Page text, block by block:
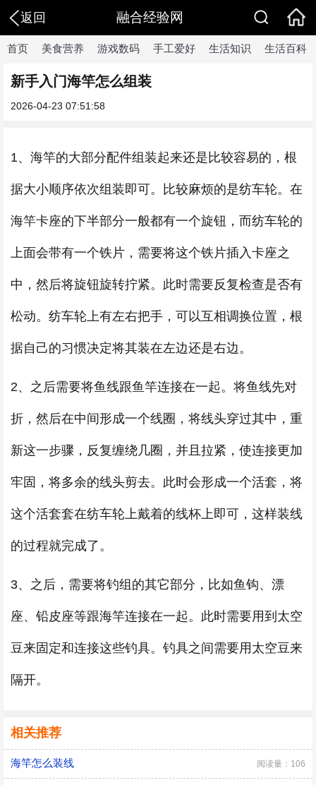
返回 融合经验网
首页 美食营养 游戏数码 手工爱好 生活知识 生活百科
新手入门海竿怎么组装
2026-04-23 07:51:58
1、海竿的大部分配件组装起来还是比较容易的，根
据大小顺序依次组装即可。比较麻烦的是纺车轮。在
海竿卡座的下半部分一般都有一个旋钮，而纺车轮的
上面会带有一个铁片，需要将这个铁片插入卡座之
中，然后将旋钮旋转拧紧。此时需要反复检查是否有
松动。纺车轮上有左右把手，可以互相调换位置，根
据自己的习惯决定将其装在左边还是右边。
2、之后需要将鱼线跟鱼竿连接在一起。将鱼线先对
折，然后在中间形成一个线圈，将线头穿过其中，重
新这一步骤，反复缠绕几圈，并且拉紧，使连接更加
牢固，将多余的线头剪去。此时会形成一个活套，将
这个活套套在纺车轮上戴着的线杯上即可，这样装线
的过程就完成了。
3、之后，需要将钓组的其它部分，比如鱼钩、漂
座、铅皮座等跟海竿连接在一起。此时需要用到太空
豆来固定和连接这些钓具。钓具之间需要用太空豆来
隔开。
相关推荐
海竿怎么装线 阅读量：106